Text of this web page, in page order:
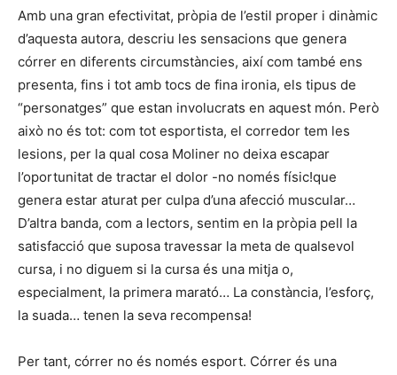
Amb una gran efectivitat, pròpia de l’estil proper i dinàmic
d’aquesta autora, descriu les sensacions que genera
córrer en diferents circumstàncies, així com també ens
presenta, fins i tot amb tocs de fina ironia, els tipus de
“personatges” que estan involucrats en aquest món. Però
això no és tot: com tot esportista, el corredor tem les
lesions, per la qual cosa Moliner no deixa escapar
l’oportunitat de tractar el dolor -no només físic!que
genera estar aturat per culpa d’una afecció muscular…
D’altra banda, com a lectors, sentim en la pròpia pell la
satisfacció que suposa travessar la meta de qualsevol
cursa, i no diguem si la cursa és una mitja o,
especialment, la primera marató… La constància, l’esforç,
la suada… tenen la seva recompensa!
Per tant, córrer no és només esport. Córrer és una